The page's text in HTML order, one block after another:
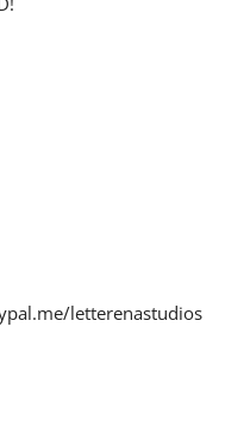
letterenastudios